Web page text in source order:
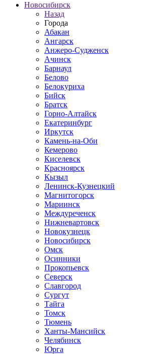
Новосибирск
Назад
Города
Абакан
Ангарск
Анжеро-Судженск
Ачинск
Барнаул
Белово
Белокуриха
Бийск
Братск
Горно-Алтайск
Екатеринбург
Иркутск
Камень-на-Оби
Кемерово
Киселевск
Красноярск
Кызыл
Ленинск-Кузнецкий
Магнитогорск
Мариинск
Междуреченск
Нижневартовск
Новокузнецк
Новосибирск
Омск
Осинники
Прокопьевск
Северск
Славгород
Сургут
Тайга
Томск
Тюмень
Ханты-Мансийск
Челябинск
Юрга